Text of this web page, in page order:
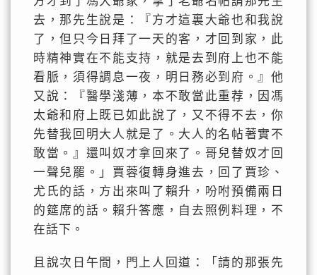
去，那先生說是：『方才這裏大爺也和我說
了，但只今日拜了一天的客，才回到家，此
時精神實在不能支持，就是去到府上也不能
看脈，須得調息一夜，明日務必到府。』他
又說：『醫學淺薄，本不敢當此重荐，因馮
太爺和府上既已如此說了，又不得不去，你
先替我回明大人就是了。大人的名帖著實不
敢當。』還叫奴才拿回來了。哥兒替奴才回
一聲兒罷。」賈蓉復轉身進去，回了賈珍、
尤氏的話，方出來叫了賴升，吩咐預備兩日
的筵席的話。賴升答應，自去照例料理，不
在話下。
且說次日午間，門上人回道：「請的那張先